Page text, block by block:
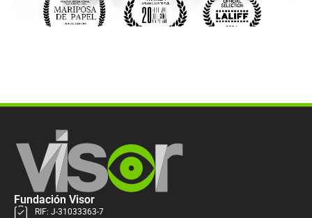
Fundación Visor
RIF: J-31033363-7